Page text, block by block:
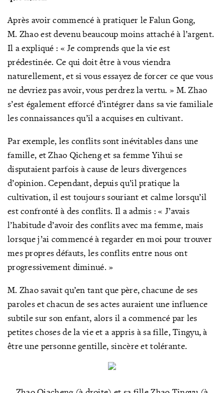
Après avoir commencé à pratiquer le Falun Gong,
M. Zhao est devenu beaucoup moins attaché à l’argent.
Il a expliqué : « Je comprends que la vie est
prédestinée. Ce qui doit être à vous viendra
naturellement, et si vous essayez de forcer ce que vous
ne devriez pas avoir, vous perdrez la vertu. » M. Zhao
s’est également efforcé d’intégrer dans sa vie familiale
les connaissances qu’il a acquises en cultivant.
Par exemple, les conflits sont inévitables dans une
famille, et Zhao Qicheng et sa femme Yihui se
disputaient parfois à cause de leurs divergences
d’opinion. Cependant, depuis qu’il pratique la
cultivation, il est toujours souriant et calme lorsqu’il
est confronté à des conflits. Il a admis : « J’avais
l’habitude d’avoir des conflits avec ma femme, mais
lorsque j’ai commencé à regarder en moi pour trouver
mes propres défauts, les conflits entre nous ont
progressivement diminué. »
M. Zhao savait qu’en tant que père, chacune de ses
paroles et chacun de ses actes auraient une influence
subtile sur son enfant, alors il a commencé par les
petites choses de la vie et a appris à sa fille, Tingyu, à
être une personne gentille, sincère et tolérante.